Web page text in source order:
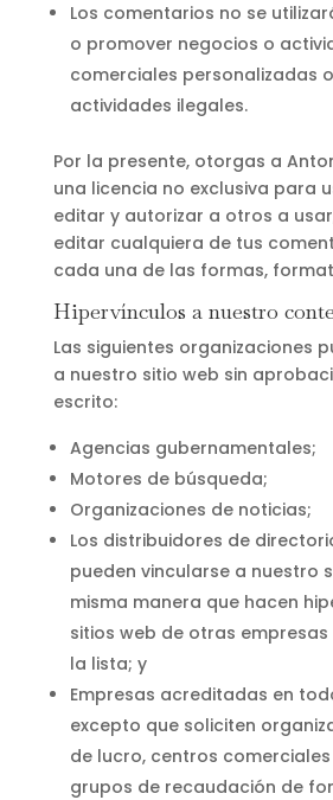
Los comentarios no se
o promover negocios o
comerciales personalizadas
actividades ilegales.
Por la presente, otorgas a
una licencia no exclusiva para
editar y autorizar a otros a
editar cualquiera de tus
cada una de las formas,
Hipervínculos a nuestro
Las siguientes organizaciones
a nuestro sitio web sin
escrito:
Agencias gubernamentales;
Motores de búsqueda;
Organizaciones de noticias;
Los distribuidores de
pueden vincularse a nuestro
misma manera que hacen
sitios web de otras
la lista; y
Empresas acreditadas en
excepto que soliciten
de lucro, centros
grupos de recaudación de